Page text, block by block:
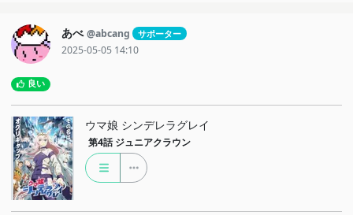
あべ @abcang サポーター
2025-05-05 14:10
良い
ウマ娘 シンデレラグレイ
第4話 ジュニアクラウン